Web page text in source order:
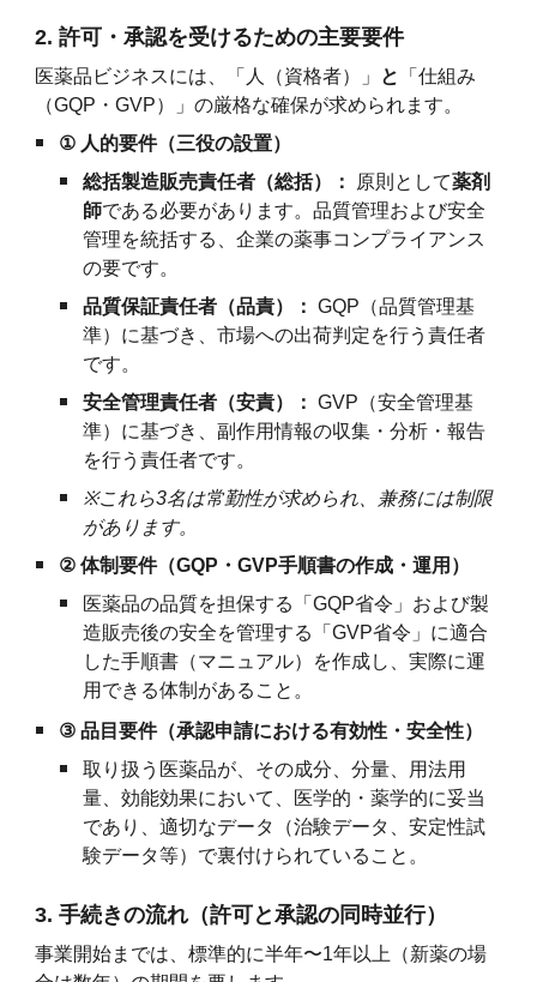
2. 許可・承認を受けるための主要要件
医薬品ビジネスには、「人（資格者）」 と
「仕組み
（GQP・GVP）」の厳格な確保が求められます。
① 人的要件（三役の設置）
総括製造販売責任者（総括）：
原則として薬剤
師である必要があります。品質管理および安全
管理を統括する、企業の薬事コンプライアンス
の要です。
品質保証責任者（品責）： GQP（品質管理基
準）に基づき、市場への出荷判定を行う責任者
です。
安全管理責任者（安責）： GVP（安全管理基
準）に基づき、副作用情報の収集・分析・報告
を行う責任者です。
※これら3名は常勤性が求められ、兼務には制限
があります。
② 体制要件（GQP・GVP手順書の作成・運用）
医薬品の品質を担保する「GQP省令」および製
造販売後の安全を管理する「GVP省令」に適合
した手順書（マニュアル）を作成し、実際に運
用できる体制があること。
③ 品目要件（承認申請における有効性・安全性）
取り扱う医薬品が、その成分、分量、用法用
量、効能効果において、医学的・薬学的に妥当
であり、適切なデータ（治験データ、安定性試
験データ等）で裏付けられていること。
3. 手続きの流れ（許可と承認の同時並行）
事業開始までは、標準的に半年〜1年以上（新薬の場